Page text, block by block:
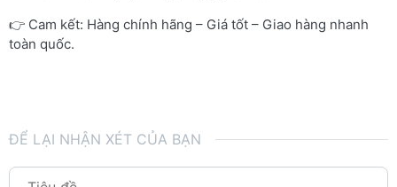
👉 Cam kết: Hàng chính hãng – Giá tốt – Giao hàng nhanh
toàn quốc.
ĐỂ LẠI NHẬN XÉT CỦA BẠN